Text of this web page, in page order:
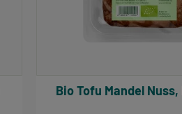
Bio Tofu Mandel Nuss,